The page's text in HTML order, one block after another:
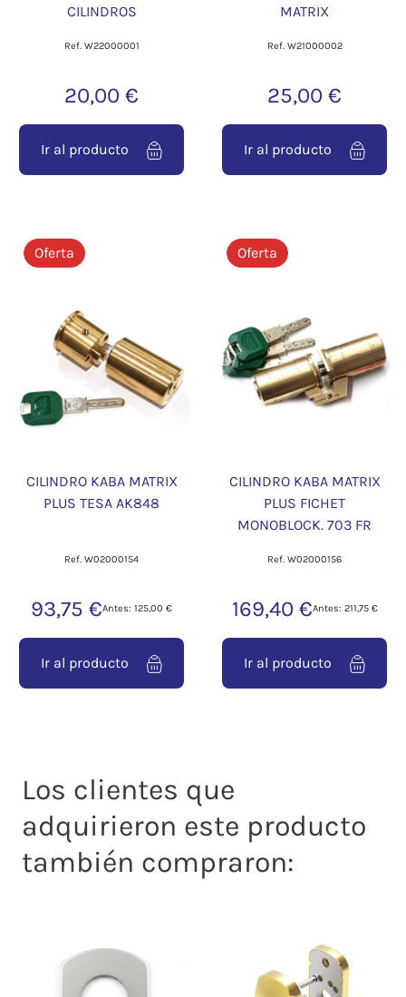
CILINDROS
Ref. W22000001
20,00 €
Ir al producto
MATRIX
Ref. W21000002
25,00 €
Ir al producto
Oferta
CILINDRO KABA MATRIX
PLUS TESA AK848
Ref. W02000154
93,75 €Antes: 125,00 €
Ir al producto
Oferta
CILINDRO KABA MATRIX
PLUS FICHET
MONOBLOCK. 703 FR
Ref. W02000156
169,40 €Antes: 211,75 €
Ir al producto
Los clientes que
adquirieron este producto
también compraron: